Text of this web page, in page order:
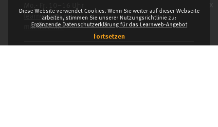
Diese Website verwendet Cookies. Wenn Sie weiter auf dieser Webseite
arbeiten, stimmen Sie unserer Nutzungsrichtlinie zu:
Ergänzende Datenschutzerklärung für das Learnweb-Angebot
Fortsetzen
x
learnweb@uni-
muenster.de